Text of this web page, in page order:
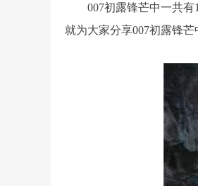
007初露锋芒中一共
就为大家分享007初露锋